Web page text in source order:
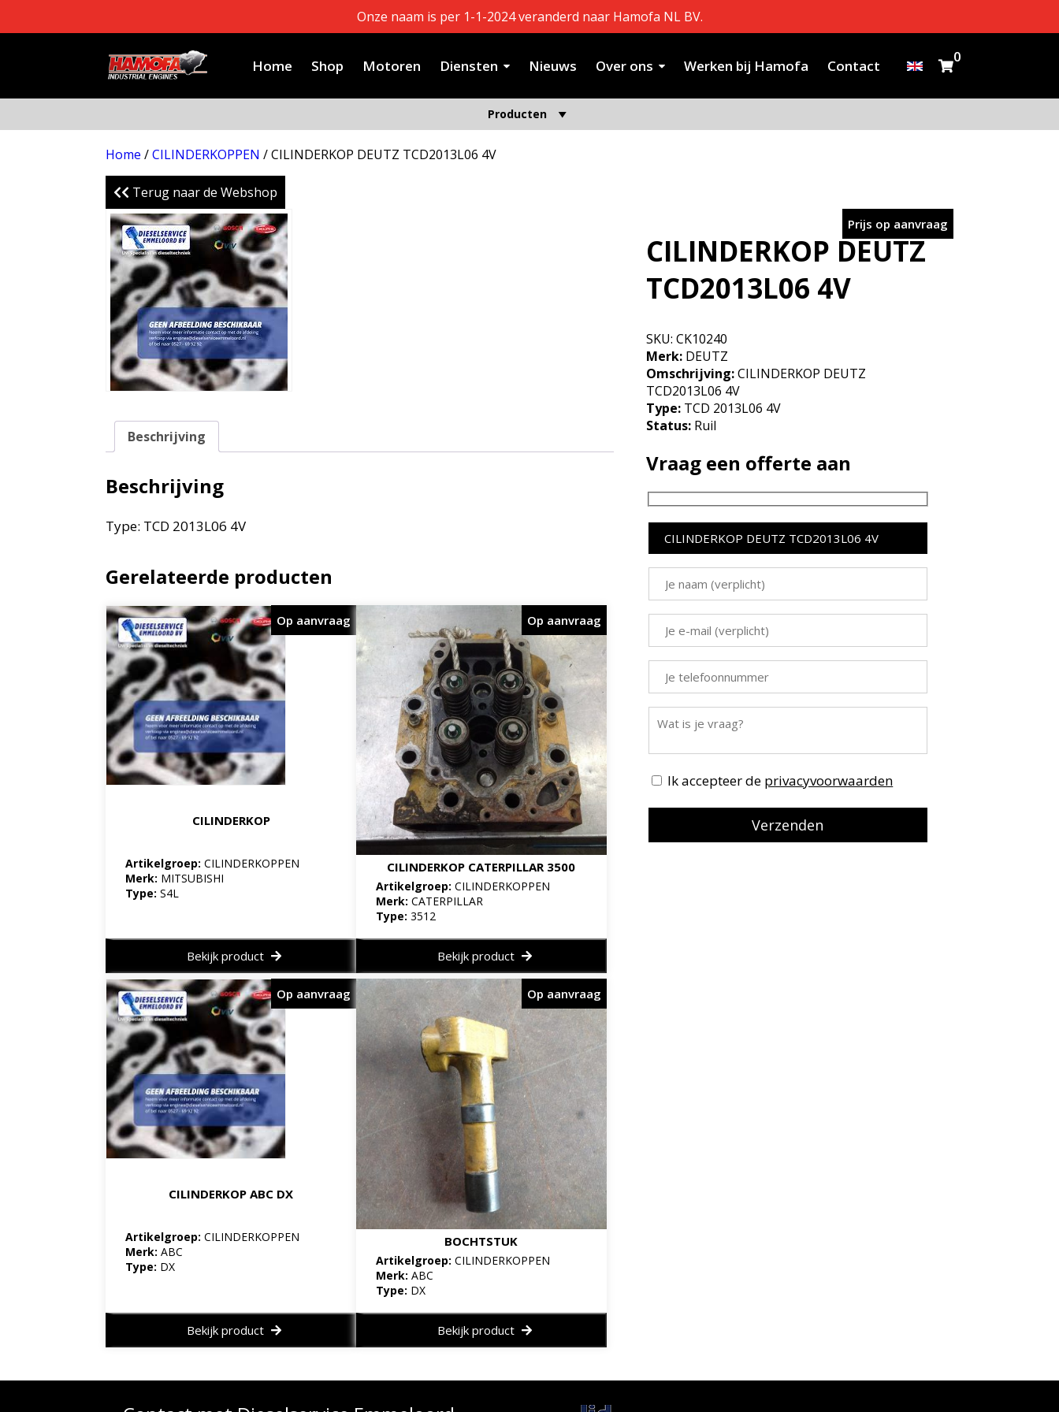
Onze naam is per 1-1-2024 veranderd naar Hamofa NL BV.
Home Shop Motoren Diensten Nieuws Over ons Werken bij Hamofa Contact
0
Producten
Home /CILINDERKOPPEN / CILINDERKOP DEUTZ TCD2013L06 4V
Terug naar de Webshop
Beschrijving
Beschrijving
Type: TCD 2013L06 4V
Gerelateerde producten
CILINDERKOP
Artikelgroep:CILINDERKOPPEN
Merk: MITSUBISHI
Type: S4L
Op aanvraag
Bekijk product
CILINDERKOP CATERPILLAR 3500
Artikelgroep:CILINDERKOPPEN
Merk:CATERPILLAR
Type: 3512
Op aanvraag
Bekijk product
CILINDERKOP ABC DX
Artikelgroep:CILINDERKOPPEN
Merk:ABC
Type: DX
Op aanvraag
Bekijk product
BOCHTSTUK
Artikelgroep:CILINDERKOPPEN
Merk:ABC
Type: DX
Op aanvraag
Bekijk product
CILINDERKOP DEUTZ
TCD2013L06 4V
Prijs op aanvraag
SKU:CK10240
Merk: DEUTZ
Omschrijving:CILINDERKOP DEUTZ
TCD2013L06 4V
Type: TCD 2013L06 4V
Status: Ruil
Vraag een offerte aan
Ik accepteer de privacyvoorwaarden